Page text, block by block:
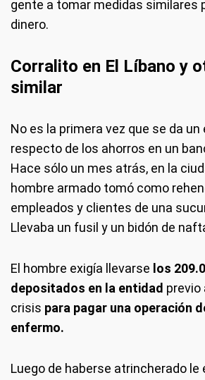
gente a tomar medidas similares
dinero.
Corralito en El Líbano y
similar
No es la primera vez que se da
respecto de los ahorros en un
Hace sólo un mes atrás, en la
hombre armado tomó como
empleados y clientes de una
Llevaba un fusil y un bidón de
El hombre exigía llevarse los
depositados en la entidad previo
crisis para pagar una operación
enfermo.
Luego de haberse atrincherado le